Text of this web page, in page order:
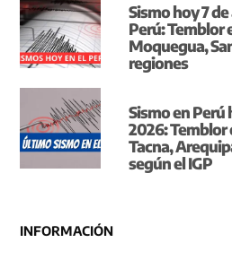
Sismo hoy 7
Perú: Temblor
Moquegua,
regiones
Sismo en Perú
2026: Temblor
Tacna,
según el IGP
INFORMACIÓN